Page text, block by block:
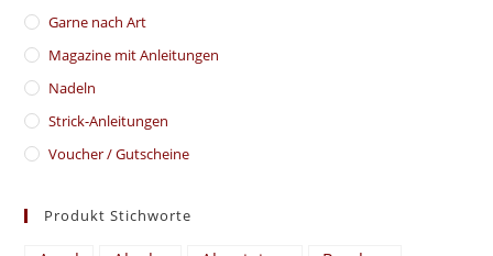
Garne nach Art
Magazine mit Anleitungen
Nadeln
Strick-Anleitungen
Voucher / Gutscheine
Produkt Stichworte